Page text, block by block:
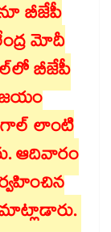
బీజేపీ
మోదీ
బీజేపీ
లాంటి
ఆదివారం